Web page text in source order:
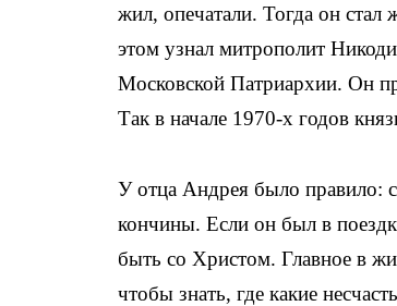
жил, опечатали. Тогда он
этом узнал митрополит
Московской Патриархии. Он
Так в начале 1970-х годов
У отца Андрея было правило:
кончины. Если он был в
быть со Христом. Главное в
чтобы знать, где какие